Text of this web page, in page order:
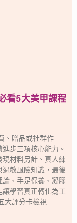
看5大美甲課程
、贈品或社群作
步三項核心能力。
材料另計、真人練
敏風險知識，最後
、手足保養、凝膠
學習真正轉化為工
大評分卡檢視